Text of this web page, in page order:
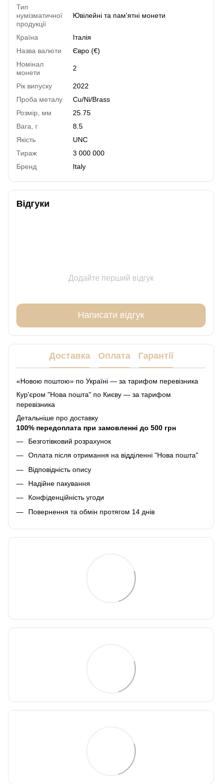
Тип
нумізматичної
продукції
Ювілейні та пам'ятні монети
Країна
Італія
Назва валюти
Євро (€)
Номінал
монети
2
Рік випуску
2022
Проба металу
Cu/Ni/Brass
Розмір, мм
25.75
Вага, г
8.5
Якість
UNC
Тираж
3 000 000
Бренд
Italy
Відгуки
Додайте перший відгук
Написати відгук
Доставка Оплата Гарантії
«Новою поштою» по Україні — за тарифом перевізника
Кур'єром "Нова пошта" по Києву — за тарифом
перевізника
Детальніше про доставку
100% передоплата при замовленні до 500 грн
Безготівковий розрахунок
Оплата після отримання на відділенні "Нова пошта"
Відповідність опису
Надійне пакування
Конфіденційність угоди
Повернення та обмін протягом 14 днів